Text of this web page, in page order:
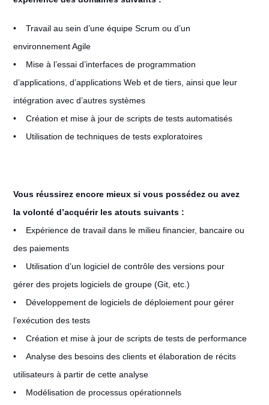
• Travail au sein d’une équipe Scrum ou d’un
environnement Agile
• Mise à l’essai d’interfaces de programmation
d’applications, d’applications Web et de tiers, ainsi que leur
intégration avec d’autres systèmes
• Création et mise à jour de scripts de tests automatisés
• Utilisation de techniques de tests exploratoires
Vous réussirez encore mieux si vous possédez ou avez
la volonté d’acquérir les atouts suivants :
• Expérience de travail dans le milieu financier, bancaire ou
des paiements
• Utilisation d’un logiciel de contrôle des versions pour
gérer des projets logiciels de groupe (Git, etc.)
• Développement de logiciels de déploiement pour gérer
l’exécution des tests
• Création et mise à jour de scripts de tests de performance
• Analyse des besoins des clients et élaboration de récits
utilisateurs à partir de cette analyse
• Modélisation de processus opérationnels